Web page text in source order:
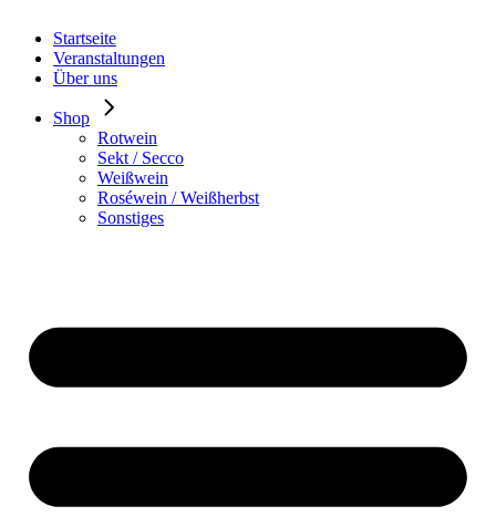
Startseite
Veranstaltungen
Über uns
Shop
Rotwein
Sekt / Secco
Weißwein
Roséwein / Weißherbst
Sonstiges